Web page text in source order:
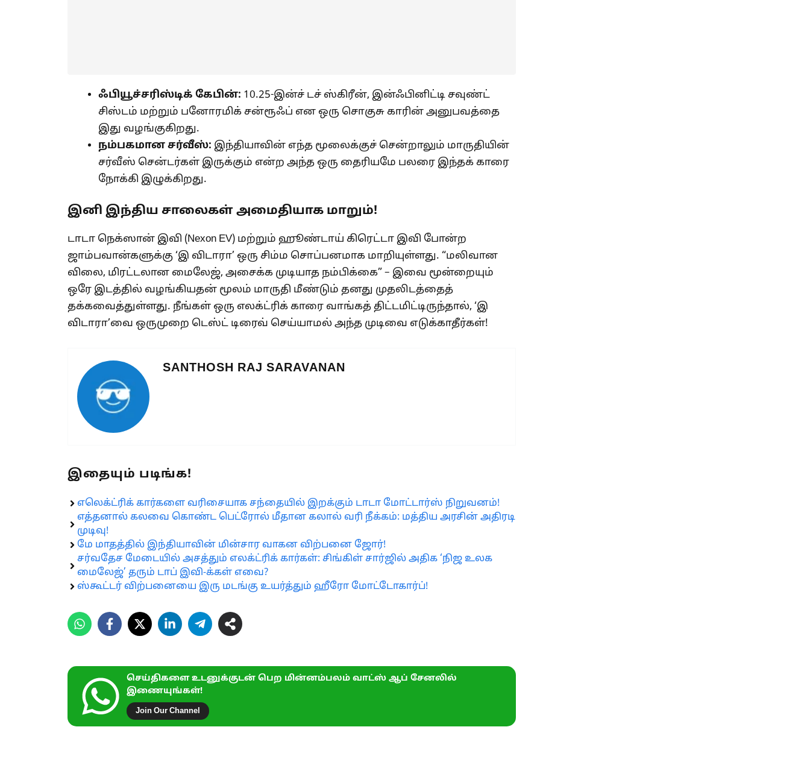
ஃபியூச்சரிஸ்டிக் கேபின்: 10.25-இன்ச் டச் ஸ்கிரீன், இன்ஃபினிட்டி சவுண்ட்
சிஸ்டம் மற்றும் பனோரமிக் சன்ரூஃப் என ஒரு சொகுசு காரின் அனுபவத்தை
இது வழங்குகிறது.
நம்பகமான சர்வீஸ்: இந்தியாவின் எந்த மூலைக்குச் சென்றாலும் மாருதியின்
சர்வீஸ் சென்டர்கள் இருக்கும் என்ற அந்த ஒரு தைரியமே பலரை இந்தக் காரை
நோக்கி இழுக்கிறது.
இனி இந்திய சாலைகள் அமைதியாக மாறும்!
டாடா நெக்ஸான் இவி (Nexon EV) மற்றும் ஹூண்டாய் கிரெட்டா இவி போன்ற
ஜாம்பவான்களுக்கு ‘இ விடாரா’ ஒரு சிம்ம சொப்பனமாக மாறியுள்ளது. “மலிவான
விலை, மிரட்டலான மைலேஜ், அசைக்க முடியாத நம்பிக்கை” – இவை மூன்றையும்
ஒரே இடத்தில் வழங்கியதன் மூலம் மாருதி மீண்டும் தனது முதலிடத்தைத்
தக்கவைத்துள்ளது. நீங்கள் ஒரு எலக்ட்ரிக் காரை வாங்கத் திட்டமிட்டிருந்தால், ‘இ
விடாரா’வை ஒருமுறை டெஸ்ட் டிரைவ் செய்யாமல் அந்த முடிவை எடுக்காதீர்கள்!
SANTHOSH RAJ SARAVANAN
இதையும் படிங்க!
எலெக்ட்ரிக் கார்களை வரிசையாக சந்தையில் இறக்கும் டாடா மோட்டார்ஸ் நிறுவனம்!
எத்தனால் கலவை கொண்ட பெட்ரோல் மீதான கலால் வரி நீக்கம்: மத்திய அரசின் அதிரடி
முடிவு!
மே மாதத்தில் இந்தியாவின் மின்சார வாகன விற்பனை ஜோர்!
சர்வதேச மேடையில் அசத்தும் எலக்ட்ரிக் கார்கள்: சிங்கிள் சார்ஜில் அதிக ‘நிஜ உலக
மைலேஜ்’ தரும் டாப் இவி-க்கள் எவை?
ஸ்கூட்டர் விற்பனையை இரு மடங்கு உயர்த்தும் ஹீரோ மோட்டோகார்ப்!
செய்திகளை உடனுக்குடன் பெற மின்னம்பலம் வாட்ஸ் ஆப் சேனலில்
இணையுங்கள்!
Join Our Channel